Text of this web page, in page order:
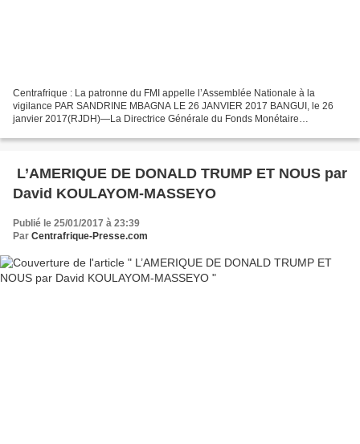
Centrafrique : La patronne du FMI appelle l’Assemblée Nationale à la
vigilance PAR SANDRINE MBAGNA LE 26 JANVIER 2017 BANGUI, le 26
janvier 2017(RJDH)—La Directrice Générale du Fonds Monétaire
L’AMERIQUE DE DONALD TRUMP ET NOUS par
David KOULAYOM-MASSEYO
Publié le 25/01/2017 à 23:39
Par Centrafrique-Presse.com